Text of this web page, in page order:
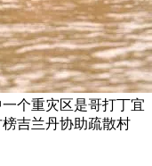
个重灾区是哥打丁宜
吉兰丹协助疏散村